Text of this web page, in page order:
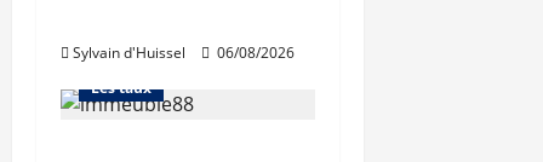
Sylvain d'Huissel 06/08/2026
L'avis des courtiers
Les taux